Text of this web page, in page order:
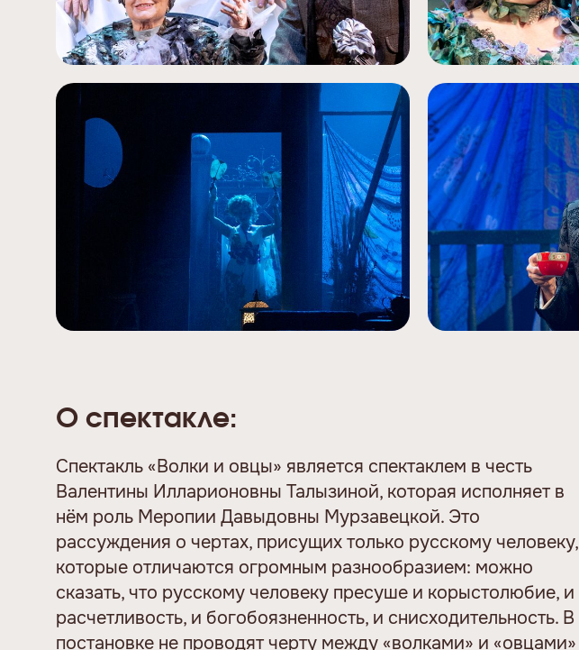
О спектакле:
Спектакль «Волки и овцы» является спектаклем в честь
Валентины Илларионовны Талызиной, которая исполняет в
нём роль Меропии Давыдовны Мурзавецкой. Это
рассуждения о чертах, присущих только русскому человеку,
которые отличаются огромным разнообразием: можно
сказать, что русскому человеку пресуше и корыстолюбие, и
расчетливость, и богобоязненность, и снисходительность. В
постановке не проводят черту между «волками» и «овцами»